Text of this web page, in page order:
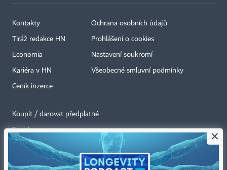
Kontakty
Tiráž redakce HN
Economia
Kariéra v HN
Ceník inzerce
Ochrana osobních údajů
Prohlášení o cookies
Nastavení soukromí
Všeobecné smluvní podmínky
Koupit / darovat předplatné
Eventy
Newslettery
×